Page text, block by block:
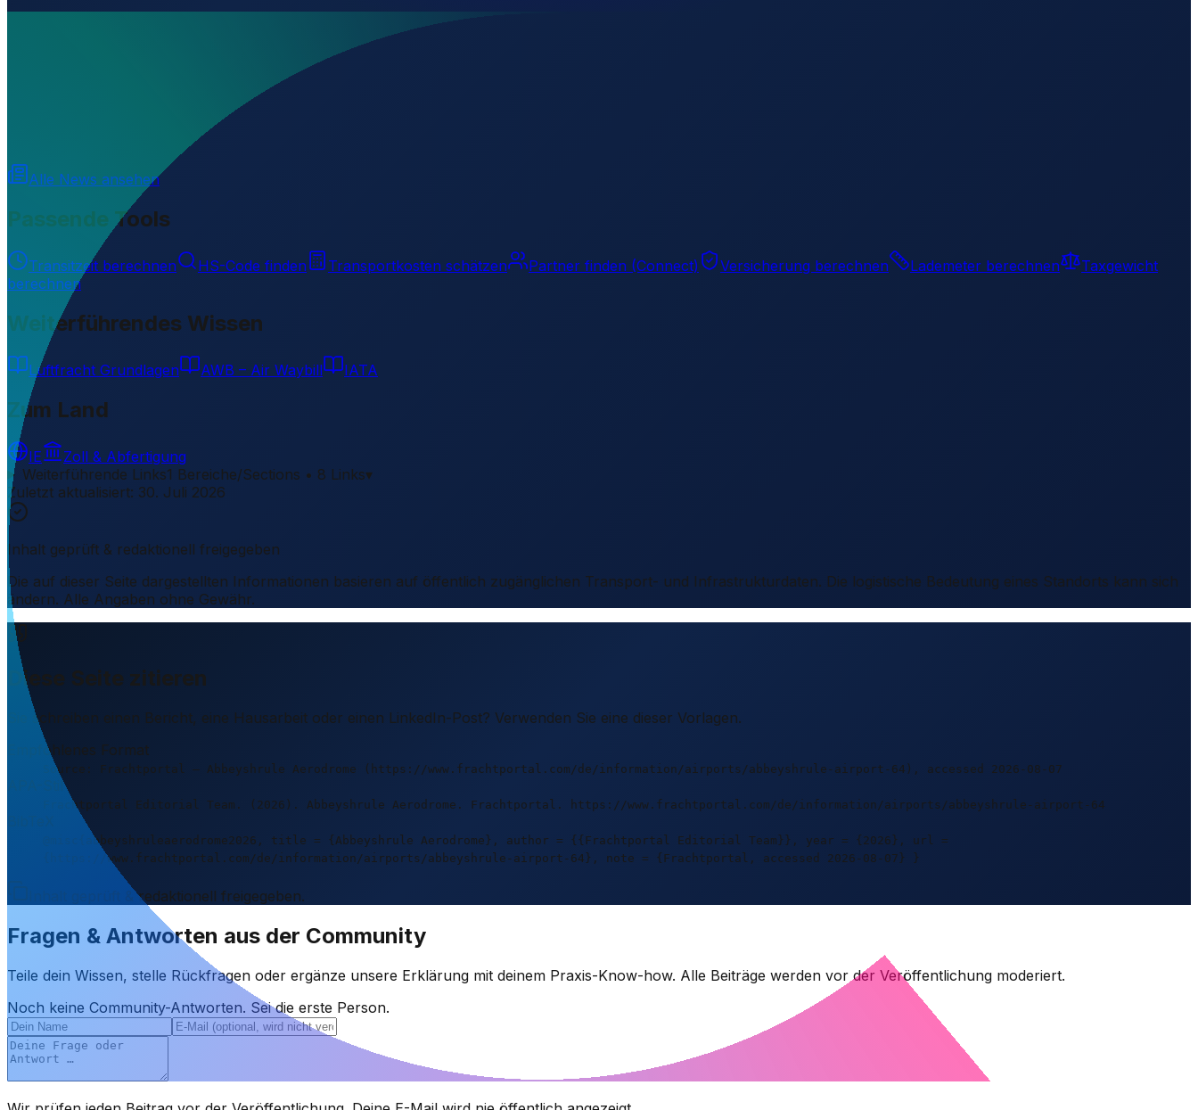
Auf welcher Höhe liegt Abbeyshrule Aerodrome?
Alle News ansehen
Passende Tools
Transitzeit berechnen HS-Code finden Transportkosten schätzen Partner finden (Connect) Versicherung berechnen Lademeter berechnen
Taxgewicht
berechnen
Weiterführendes Wissen
Luftfracht Grundlagen AWB – Air Waybill IATA
Zum Land
IE
Zoll & Abfertigung
Weiterführende Links1 Bereiche/Sections • 8 Links▾
Zuletzt aktualisiert: 30. Juli 2026
Inhalt geprüft & redaktionell freigegeben
Die auf dieser Seite dargestellten Informationen basieren auf öffentlich zugänglichen Transport- und Infrastrukturdaten. Die logistische Bedeutung eines Standorts kann sich
ändern. Alle Angaben ohne Gewähr.
Diese Seite zitieren
Sie schreiben einen Bericht, eine Hausarbeit oder einen LinkedIn-Post? Verwenden Sie eine dieser Vorlagen.
Empfohlenes Format
Source: Frachtportal – Abbeyshrule Aerodrome (https://www.frachtportal.com/de/information/airports/abbeyshrule-airport-64), accessed 2026-08-07
APA-Stil
Frachtportal Editorial Team. (2026). Abbeyshrule Aerodrome. Frachtportal. https://www.frachtportal.com/de/information/airports/abbeyshrule-airport-64
@misc{abbeyshruleaerodrome2026, title = {Abbeyshrule Aerodrome}, author = {{Frachtportal Editorial Team}}, year = {2026}, url =
{https://www.frachtportal.com/de/information/airports/abbeyshrule-airport-64}, note = {Frachtportal, accessed 2026-08-07} }
Inhalt geprüft & redaktionell freigegeben.
Fragen & Antworten aus der Community
Teile dein Wissen, stelle Rückfragen oder ergänze unsere Erklärung mit deinem Praxis-Know-how. Alle Beiträge werden vor der Veröffentlichung moderiert.
Noch keine Community-Antworten. Sei die erste Person.